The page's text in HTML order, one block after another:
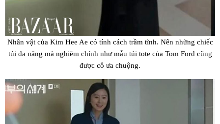
Nhân vật của Kim Hee Ae có tính cách trầm tĩnh. Nên những chiếc
túi đa năng mà nghiêm chỉnh như mẫu túi tote của Tom Ford cũng
được cô ưa chuộng.